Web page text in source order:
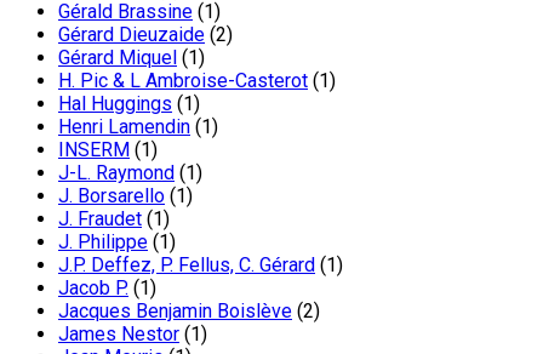
Gérald Brassine (1)
Gérard Dieuzaide (2)
Gérard Miquel (1)
H. Pic & L Ambroise-Casterot (1)
Hal Huggings (1)
Henri Lamendin (1)
INSERM (1)
J-L. Raymond (1)
J. Borsarello (1)
J. Fraudet (1)
J. Philippe (1)
J.P. Deffez, P. Fellus, C. Gérard (1)
Jacob P. (1)
Jacques Benjamin Boislève (2)
James Nestor (1)